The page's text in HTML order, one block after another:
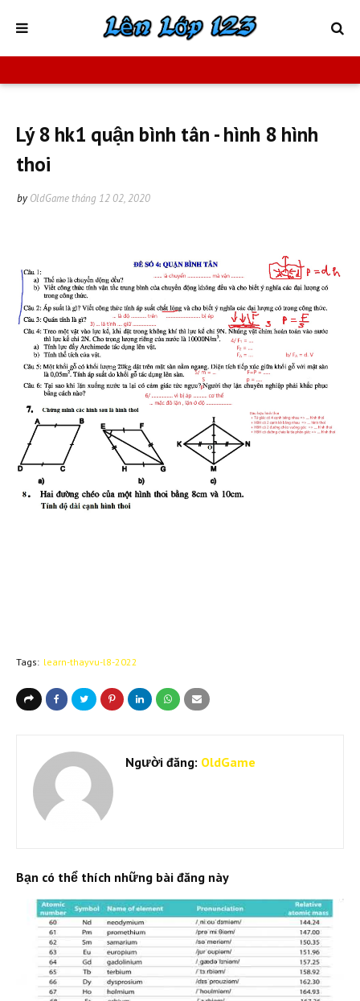
Lý 8 hk1 quận bình tân - hình 8 hình
thoi
by OldGame tháng 12 02, 2020
Tags: learn-thayvu-l8-2022
Người đăng: OldGame
Bạn có thể thích những bài đăng này